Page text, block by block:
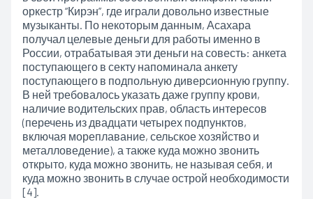
оркестр “Кирэн”, где играли довольно известные
музыканты. По некоторым данным, Асахара
получал целевые деньги для работы именно в
России, отрабатывая эти деньги на совесть: анкета
поступающего в секту напоминала анкету
поступающего в подпольную диверсионную группу.
В ней требовалось указать даже группу крови,
наличие водительских прав, область интересов
(перечень из двадцати четырех подпунктов,
включая мореплавание, сельское хозяйство и
металловедение), а также куда можно звонить
открыто, куда можно звонить, не называя себя, и
куда можно звонить в случае острой необходимости
[4].